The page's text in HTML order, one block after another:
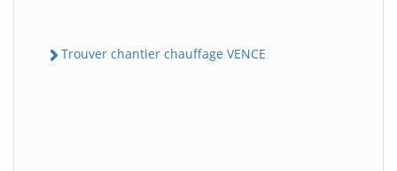
Trouver chantier chauffage VENCE